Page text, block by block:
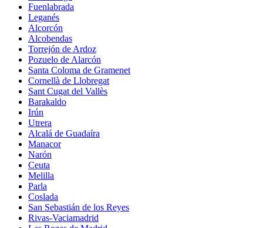
Fuenlabrada
Leganés
Alcorcón
Alcobendas
Torrejón de Ardoz
Pozuelo de Alarcón
Santa Coloma de Gramenet
Cornellà de Llobregat
Sant Cugat del Vallès
Barakaldo
Irún
Utrera
Alcalá de Guadaíra
Manacor
Narón
Ceuta
Melilla
Parla
Coslada
San Sebastián de los Reyes
Rivas-Vaciamadrid